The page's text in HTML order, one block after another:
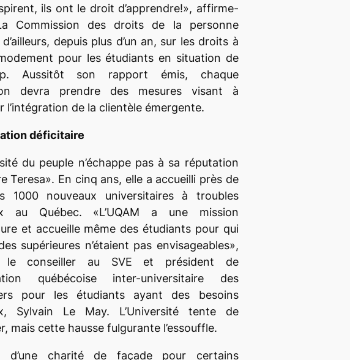
ils ont le droit d’apprendre!», affirme-
Commission des droits de la personne
depuis plus d’un an, sur les droits à
pour les étudiants en situation de
Aussitôt son rapport émis, chaque
devra prendre des mesures visant à
l’intégration de la clientèle émergente.
déficitaire
du peuple n’échappe pas à sa réputation
Teresa». En cinq ans, elle a accueilli près de
1000 nouveaux universitaires à troubles
au Québec. «L’UQAM a une mission
et accueille même des étudiants pour qui
supérieures n’étaient pas envisageables»,
le conseiller au SVE et président de
québécoise inter-universitaire des
pour les étudiants ayant des besoins
Sylvain Le May. L’Université tente de
mais cette hausse fulgurante l’essouffle.
d’une charité de façade pour certains